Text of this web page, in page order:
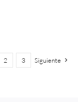
2 3 Siguiente